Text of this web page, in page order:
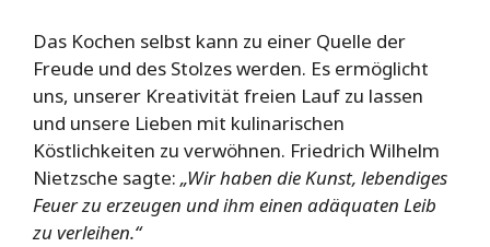
Das Kochen selbst kann zu einer Quelle der
Freude und des Stolzes werden. Es ermöglicht
uns, unserer Kreativität freien Lauf zu lassen
und unsere Lieben mit kulinarischen
Köstlichkeiten zu verwöhnen. Friedrich Wilhelm
Nietzsche sagte: „Wir haben die Kunst, lebendiges
Feuer zu erzeugen und ihm einen adäquaten Leib
zu verleihen.“